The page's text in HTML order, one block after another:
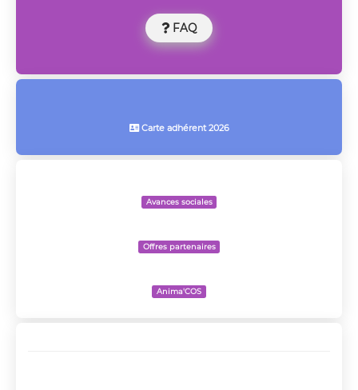
 FAQ
 Carte adhérent 2026
Avances sociales
Offres partenaires
Anima'COS